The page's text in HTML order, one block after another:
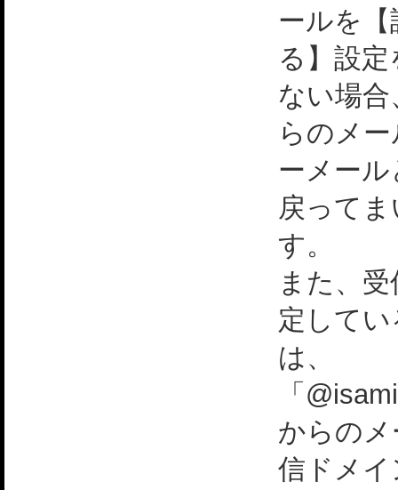
ールを【
る】設
ない場
らのメ
ーメー
戻って
す。
また、
定して
は、
「
からの
信ドメ